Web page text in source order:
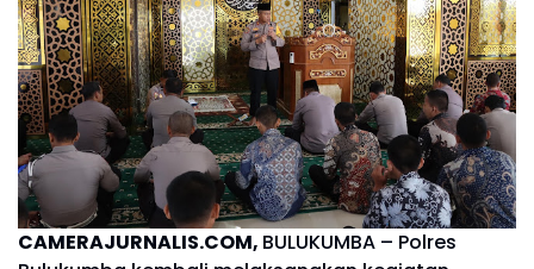
CAMERAJURNALIS.COM, BULUKUMBA – Polres